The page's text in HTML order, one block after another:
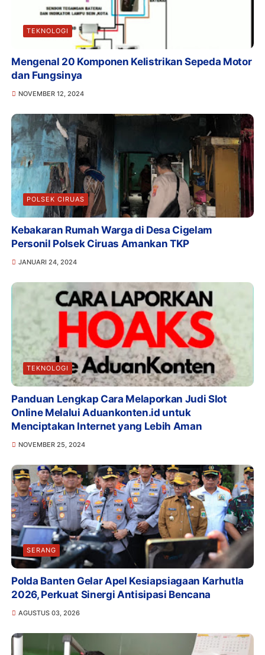
TEKNOLOGI
Mengenal 20 Komponen Kelistrikan Sepeda Motor
dan Fungsinya
NOVEMBER 12, 2024
POLSEK CIRUAS
Kebakaran Rumah Warga di Desa Cigelam
Personil Polsek Ciruas Amankan TKP
JANUARI 24, 2024
TEKNOLOGI
Panduan Lengkap Cara Melaporkan Judi Slot
Online Melalui Aduankonten.id untuk
Menciptakan Internet yang Lebih Aman
NOVEMBER 25, 2024
SERANG
Polda Banten Gelar Apel Kesiapsiagaan Karhutla
2026, Perkuat Sinergi Antisipasi Bencana
AGUSTUS 03, 2026